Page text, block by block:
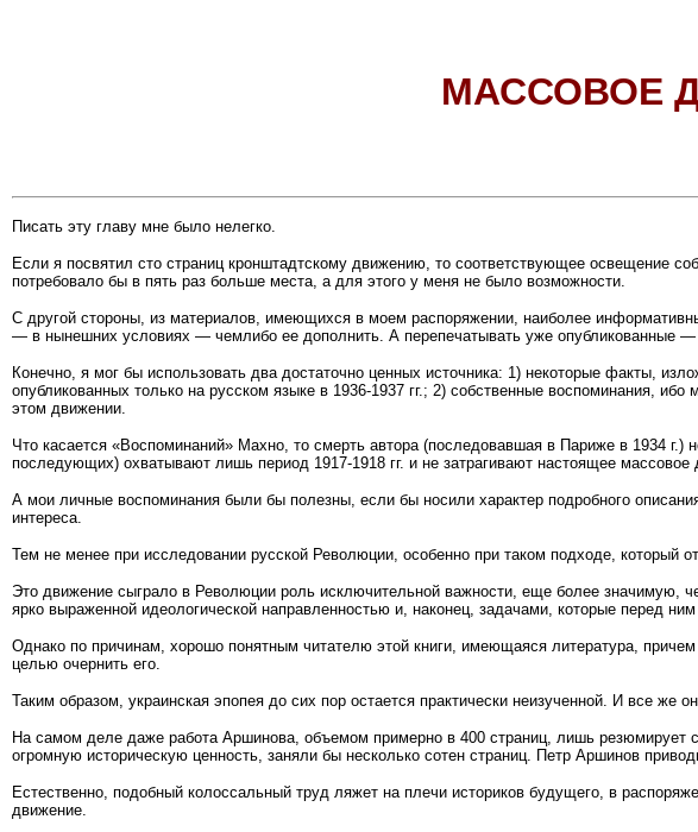
МАССОВОЕ
Писать эту главу мне было нелегко.
Если я посвятил сто страниц кронштадтскому движению, то соответствующее освещение
потребовало бы в пять раз больше места, а для этого у меня не было возможности.
С другой стороны, из материалов, имеющихся в моем распоряжении, наиболее
— в нынешних условиях — чемлибо ее дополнить. А перепечатывать уже опубликованные
Конечно, я мог бы использовать два достаточно ценных источника: 1) некоторые факты,
опубликованных только на русском языке в 1936-1937 гг.; 2) собственные воспоминания,
этом движении.
Что касается «Воспоминаний» Махно, то смерть автора (последо­вавшая в Париже в 1934
последующих) охватывают лишь период 1917-1918 гг. и не затрагивают настоящее массовое
А мои личные воспоминания были бы полезны, если бы носили характер подробного
интереса.
Тем не менее при исследовании русской Революции, особенно при таком подходе, который
Это движение сыграло в Революции роль исключительной важности, еще более значимую,
ярко выраженной идеологической направленностью и, наконец, задачами, которые перед
Однако по причинам, хорошо понятным читателю этой книги, име­ющаяся литература,
целью очернить его.
Таким образом, украинская эпопея до сих пор остается практически неизученной. И все
На самом деле даже работа Аршинова, объемом примерно в 400 страниц, лишь резюмирует
огромную историческую ценность, заняли бы несколько сотен страниц. Петр Аршинов
Естественно, подобный колоссальный труд ляжет на плечи историков будущего, в
движение.